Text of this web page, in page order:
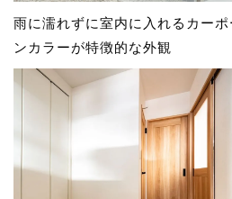
雨に濡れずに室内に入れるカー
ンカラーが特徴的な外観